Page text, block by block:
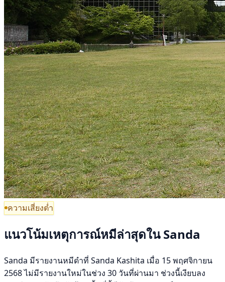
ความเสี่ยงต่ำ
แนวโน้มเหตุการณ์หมีล่าสุดใน Sanda
Sanda มีรายงานหมีดำที่ Sanda Kashita เมื่อ 15 พฤศจิกายน
2568 ไม่มีรายงานใหม่ในช่วง 30 วันที่ผ่านมา ช่วงนี้เงียบลง